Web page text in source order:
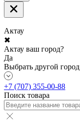
Актау
✖
Актау ваш город?
Да
Выбрать другой город
+7 (707) 355-00-88
Поиск товара